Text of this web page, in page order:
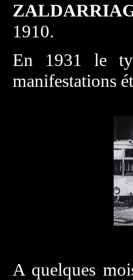
1910.
En 1931 le
manifestations
A quelques